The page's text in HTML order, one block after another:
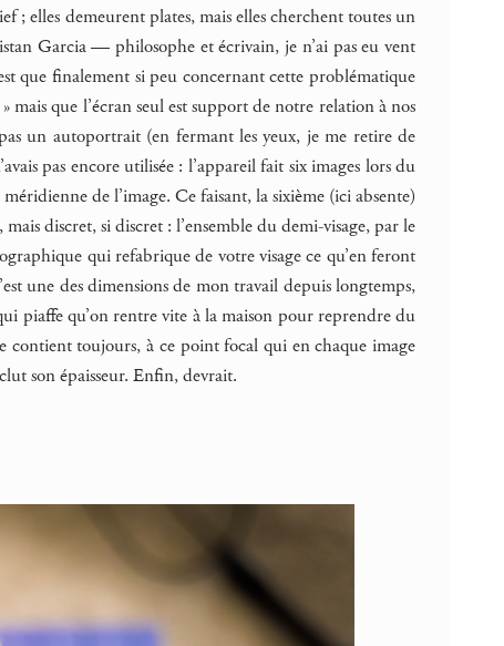
; elles demeurent plates, mais elles cherchent toutes un
Garcia — philosophe et écrivain, je n’ai pas eu vent
que finalement si peu concernant cette problématique
mais que l’écran seul est support de notre relation à nos
un autoportrait (en fermant les yeux, je me retire de
pas encore utilisée : l’appareil fait six images lors du
de l’image. Ce faisant, la sixième (ici absente)
discret, si discret : l’ensemble du demi-visage, par le
qui refabrique de votre visage ce qu’en feront
une des dimensions de mon travail depuis longtemps,
piaffe qu’on rentre vite à la maison pour reprendre du
contient toujours, à ce point focal qui en chaque image
son épaisseur. Enfin, devrait.